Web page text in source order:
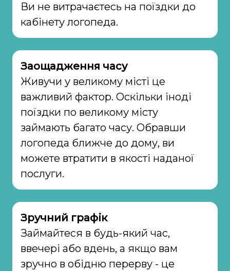
Ви не витрачаєтесь на поїздки до
кабінету логопеда.
Заощадження часу
Живучи у великому місті це
важливий фактор. Оскільки іноді
поїздки по великому місту
займають багато часу. Обравши
логопеда ближче до дому, ви
можете втратити в якості наданої
послуги.
Зручний графік
Займайтеся в будь-який час,
ввечері або вдень, а якщо вам
зручно в обідню перерву - це